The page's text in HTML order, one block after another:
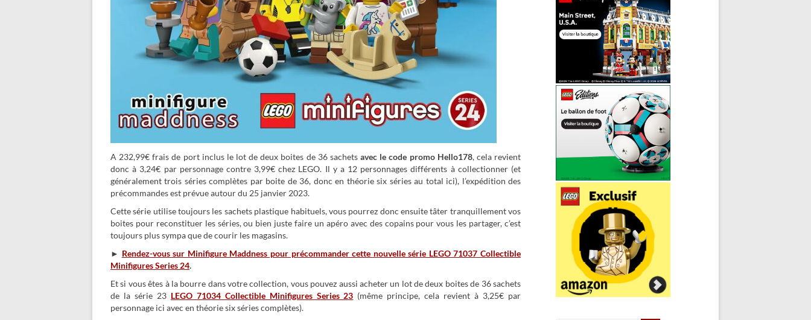
A 232,99€ frais de port inclus le lot de deux boites de 36 sachetsavec le code promo Hello178, cela revient
donc à 3,24€ par personnage contre 3,99€ chez LEGO. Il y a 12 personnages différents à collectionner (et
généralement trois séries complètes par boite de 36, donc en théorie six séries au total ici), l’expédition des
précommandes est prévue autour du 25 janvier 2023.
Cette série utilise toujours les sachets plastique habituels, vous pourrez donc ensuite tâter tranquillement vos
boites pour reconstituer les séries, ou bien juste faire un apéro avec des copains pour vous les partager, c’est
toujours plus sympa que de courir les magasins.
► Rendez-vous sur Minifigure Maddness pour précommander cette nouvelle série LEGO 71037 Collectible
Minifigures Series 24.
Et si vous êtes à la bourre dans votre collection, vous pouvez aussi acheter un lot de deux boites de 36 sachets
de la série 23 LEGO 71034 Collectible Minifigures Series 23 (même principe, cela revient à 3,25€ par
personnage ici avec en théorie six séries complètes).